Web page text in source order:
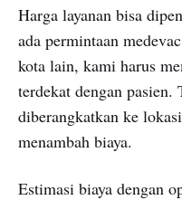
Harga layanan bisa
ada permintaan
kota lain, kami harus
terdekat dengan
diberangkatkan ke
menambah biaya.
Estimasi biaya dengan